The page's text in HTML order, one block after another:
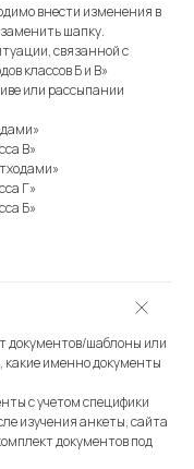
внести изменения в
шапку.
связанной с
классов Б и В»
или рассыпании
В»
Г»
Б»
документов/шаблоны или
какие именно документы
с учетом специфики
изучения анкеты, сайта
документов под